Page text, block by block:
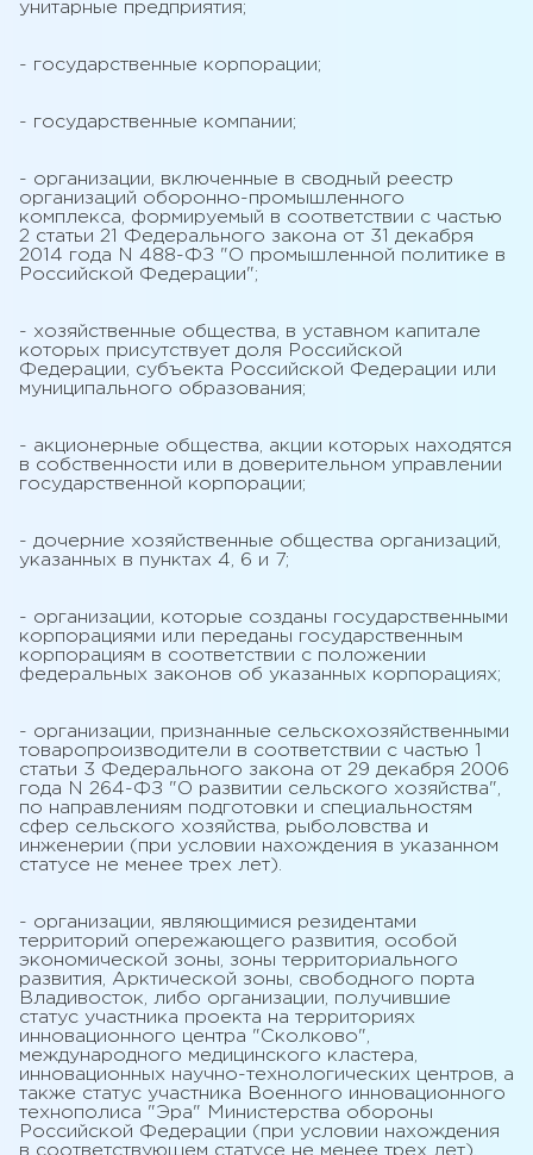
унитарные предприятия;
- государственные корпорации;
- государственные компании;
- организации, включенные в сводный реестр
организаций оборонно-промышленного
комплекса, формируемый в соответствии с частью
2 статьи 21 Федерального закона от 31 декабря
2014 года N 488-ФЗ "О промышленной политике в
Российской Федерации";
- хозяйственные общества, в уставном капитале
которых присутствует доля Российской
Федерации, субъекта Российской Федерации или
муниципального образования;
- акционерные общества, акции которых находятся
в собственности или в доверительном управлении
государственной корпорации;
- дочерние хозяйственные общества организаций,
указанных в пунктах 4, 6 и 7;
- организации, которые созданы государственными
корпорациями или переданы государственным
корпорациям в соответствии с положении
федеральных законов об указанных корпорациях;
- организации, признанные сельскохозяйственными
товаропроизводители в соответствии с частью 1
статьи 3 Федерального закона от 29 декабря 2006
года N 264-ФЗ "О развитии сельского хозяйства",
по направлениям подготовки и специальностям
сфер сельского хозяйства, рыболовства и
инженерии (при условии нахождения в указанном
статусе не менее трех лет).
- организации, являющимися резидентами
территорий опережающего развития, особой
экономической зоны, зоны территориального
развития, Арктической зоны, свободного порта
Владивосток, либо организации, получившие
статус участника проекта на территориях
инновационного центра "Сколково",
международного медицинского кластера,
инновационных научно-технологических центров, а
также статус участника Военного инновационного
технополиса "Эра" Министерства обороны
Российской Федерации (при условии нахождения
в соответствующем статусе не менее трех лет).